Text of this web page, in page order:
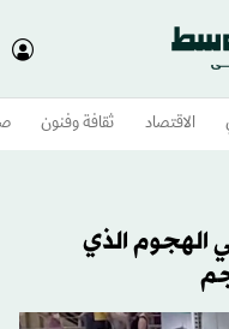
الاقتصاد ثقافة وفنون
الهجوم الذي